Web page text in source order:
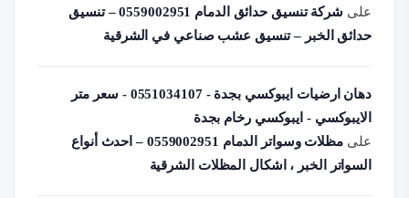
على
شركة تنسيق حدائق الدمام 0559002951 – تنسيق
حدائق الخبر – تنسيق عشب صناعي في الشرقية
دهان ارضيات ايبوكسي بجدة - 0551034107 - سعر متر
الايبوكسي - ايبوكسي رخام بجدة
على
مظلات وسواتر الدمام 0559002951 – احدث أنواع
السواتر الخبر ، اشكال المظلات الشرقية